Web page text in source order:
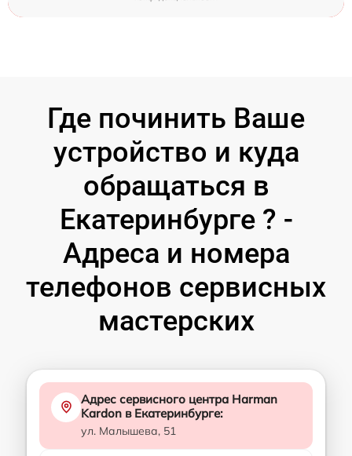
Где починить Ваше
устройство и куда
обращаться в
Екатеринбурге ? -
Адреса и номера
телефонов сервисных
мастерских
Адрес сервисного центра Harman
Kardon в Екатеринбурге:
ул. Малышева, 51